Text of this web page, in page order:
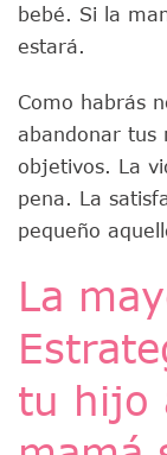
bebé. Si la
estará.
Como habrás
abandonar tus
objetivos. La
pena. La
pequeño
La
tu hijo